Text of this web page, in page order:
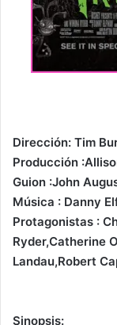
Dirección: Tim
Producción
Guion :John
Música : Danny
Protagonistas :
Ryder,Catherine
Landau,Robert
Sinopsis: